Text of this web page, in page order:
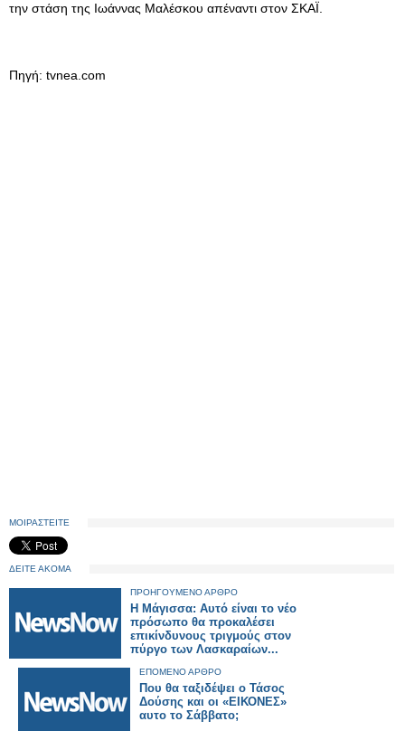
την στάση της Ιωάννας Μαλέσκου απέναντι στον ΣΚΑΪ.
Πηγή: tvnea.com
ΜΟΙΡΑΣΤΕΙΤΕ
ΔΕΙΤΕ ΑΚΟΜΑ
ΠΡΟΗΓΟΥΜΕΝΟ ΑΡΘΡΟ
Η Μάγισσα: Αυτό είναι το νέο
πρόσωπο θα προκαλέσει
επικίνδυνους τριγμούς στον
πύργο των Λασκαραίων...
ΕΠΟΜΕΝΟ ΑΡΘΡΟ
Που θα ταξιδέψει ο Τάσος
Δούσης και οι «ΕΙΚΟΝΕΣ»
αυτο το Σάββατο;